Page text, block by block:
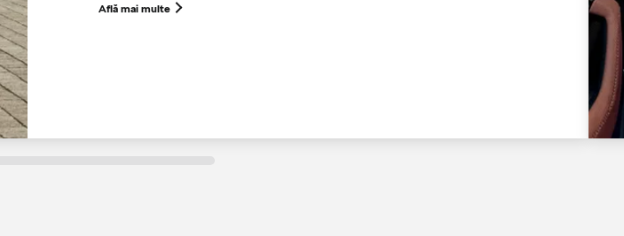
Află mai multe